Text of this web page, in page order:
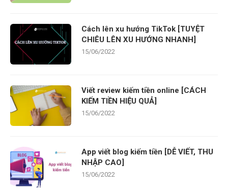
Cách lên xu hướng TikTok [TUYỆT
CHIÊU LÊN XU HƯỚNG NHANH]
15/06/2022
Viết review kiếm tiền online [CÁCH
KIẾM TIỀN HIỆU QUẢ]
15/06/2022
App viết blog kiếm tiền [DỄ VIẾT, THU
NHẬP CAO]
15/06/2022